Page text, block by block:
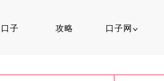
口子 攻略 口子网